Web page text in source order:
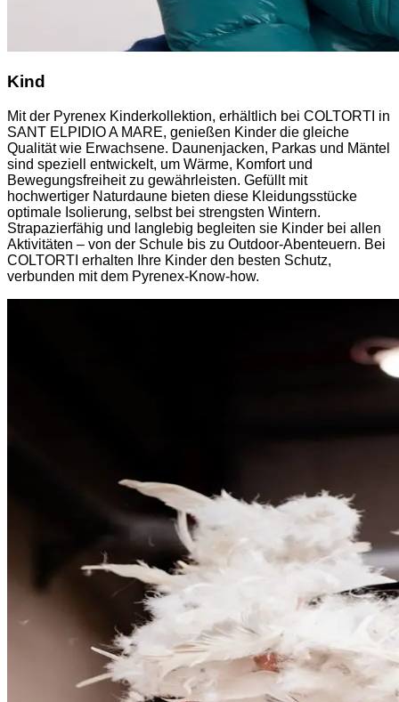
Kind
Mit der Pyrenex Kinderkollektion, erhältlich bei COLTORTI in
SANT ELPIDIO A MARE, genießen Kinder die gleiche
Qualität wie Erwachsene. Daunenjacken, Parkas und Mäntel
sind speziell entwickelt, um Wärme, Komfort und
Bewegungsfreiheit zu gewährleisten. Gefüllt mit
hochwertiger Naturdaune bieten diese Kleidungsstücke
optimale Isolierung, selbst bei strengsten Wintern.
Strapazierfähig und langlebig begleiten sie Kinder bei allen
Aktivitäten – von der Schule bis zu Outdoor-Abenteuern. Bei
COLTORTI erhalten Ihre Kinder den besten Schutz,
verbunden mit dem Pyrenex-Know-how.